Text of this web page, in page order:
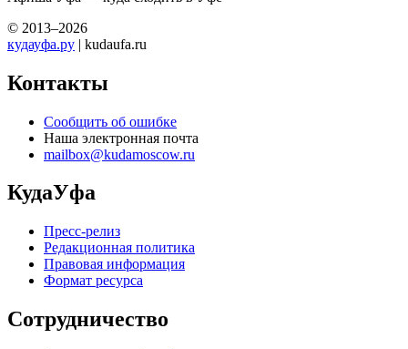
© 2013–2026
кудауфа.ру | kudaufa.ru
Контакты
Сообщить об ошибке
Наша электронная почта
mailbox@kudamoscow.ru
КудаУфа
Пресс-релиз
Редакционная политика
Правовая информация
Формат ресурса
Сотрудничество